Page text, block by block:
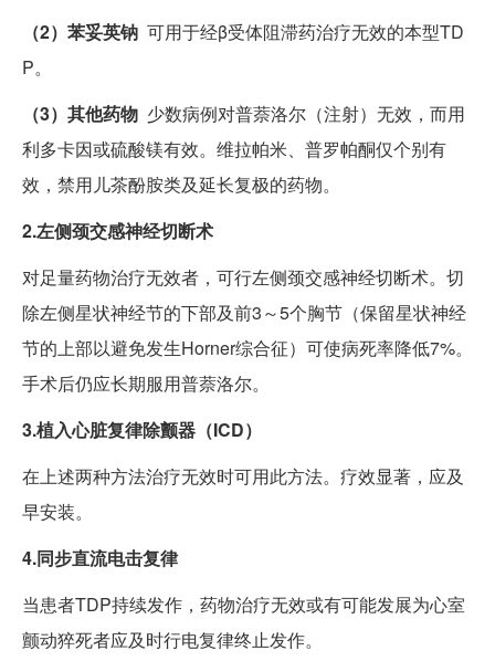
（2）苯妥英钠 可用于经β受体阻滞药治疗无效的本型TD
P。
（3）其他药物 少数病例对普萘洛尔（注射）无效，而用
利多卡因或硫酸镁有效。维拉帕米、普罗帕酮仅个别有
效，禁用儿茶酚胺类及延长复极的药物。
2.左侧颈交感神经切断术
对足量药物治疗无效者，可行左侧颈交感神经切断术。切
除左侧星状神经节的下部及前3～5个胸节（保留星状神经
节的上部以避免发生Horner综合征）可使病死率降低7%。
手术后仍应长期服用普萘洛尔。
3.植入心脏复律除颤器（ICD）
在上述两种方法治疗无效时可用此方法。疗效显著，应及
早安装。
4.同步直流电击复律
当患者TDP持续发作，药物治疗无效或有可能发展为心室
颤动猝死者应及时行电复律终止发作。